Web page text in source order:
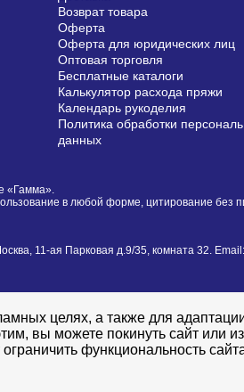
Возврат товара
Оферта
Оферта для юридических лиц
Оптовая торговля
Бесплатные каталоги
Калькулятор расхода пряжи
Календарь рукоделия
Политика обработки
данных
«Гамма».
в любой форме, цитирование без
11-ая Парковая д.9/35, комната 32.
целях, а также для
вы можете покинуть сайт или
функциональность